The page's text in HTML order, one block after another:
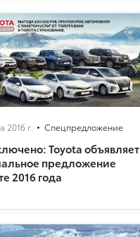
2016 г. Спецпредложение
Toyota объявляет
предложение
2016 года